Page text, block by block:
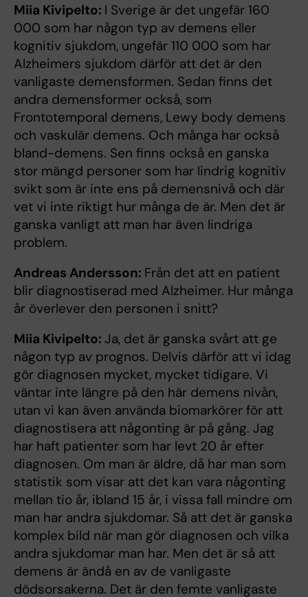
Miia Kivipelto: I Sverige är det ungefär 160
000 som har någon typ av demens eller
kognitiv sjukdom, ungefär 110 000 som har
Alzheimers sjukdom därför att det är den
vanligaste demensformen. Sedan finns det
andra demensformer också, som
Frontotemporal demens, Lewy body demens
och vaskulär demens. Och många har också
bland-demens. Sen finns också en ganska
stor mängd personer som har lindrig kognitiv
svikt som är inte ens på demensnivå och där
vet vi inte riktigt hur många de är. Men det är
ganska vanligt att man har även lindriga
problem.
Andreas Andersson: Från det att en patient
blir diagnostiserad med Alzheimer. Hur många
år överlever den personen i snitt?
Miia Kivipelto: Ja, det är ganska svårt att ge
någon typ av prognos. Delvis därför att vi idag
gör diagnosen mycket, mycket tidigare. Vi
väntar inte längre på den här demens nivån,
utan vi kan även använda biomarkörer för att
diagnostisera att någonting är på gång. Jag
har haft patienter som har levt 20 år efter
diagnosen. Om man är äldre, då har man som
statistik som visar att det kan vara någonting
mellan tio år, ibland 15 år, i vissa fall mindre om
man har andra sjukdomar. Så att det är ganska
komplex bild när man gör diagnosen och vilka
andra sjukdomar man har. Men det är så att
demens är ändå en av de vanligaste
dödsorsakerna. Det är den femte vanligaste